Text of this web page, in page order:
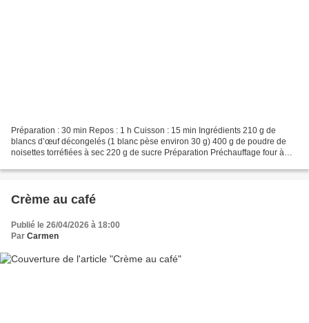
Préparation : 30 min Repos : 1 h Cuisson : 15 min Ingrédients 210 g de
blancs d’œuf décongelés (1 blanc pèse environ 30 g) 400 g de poudre de
noisettes torréfiées à sec 220 g de sucre Préparation Préchauffage four à
Crème au café
Publié le 26/04/2026 à 18:00
Par Carmen